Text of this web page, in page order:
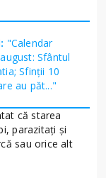
"Calendar
Sfântul
Sfinţii 10
au păt..."
că starea
parazitați și
sau orice alt